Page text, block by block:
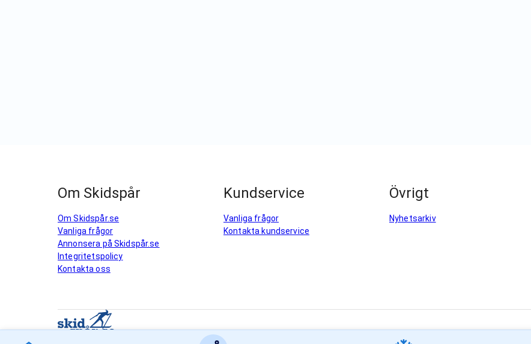
Om Skidspår
Om Skidspår.se
Vanliga frågor
Annonsera på Skidspår.se
Integritetspolicy
Kontakta oss
Kundservice
Vanliga frågor
Kontakta kundservice
Övrigt
Nyhetsarkiv